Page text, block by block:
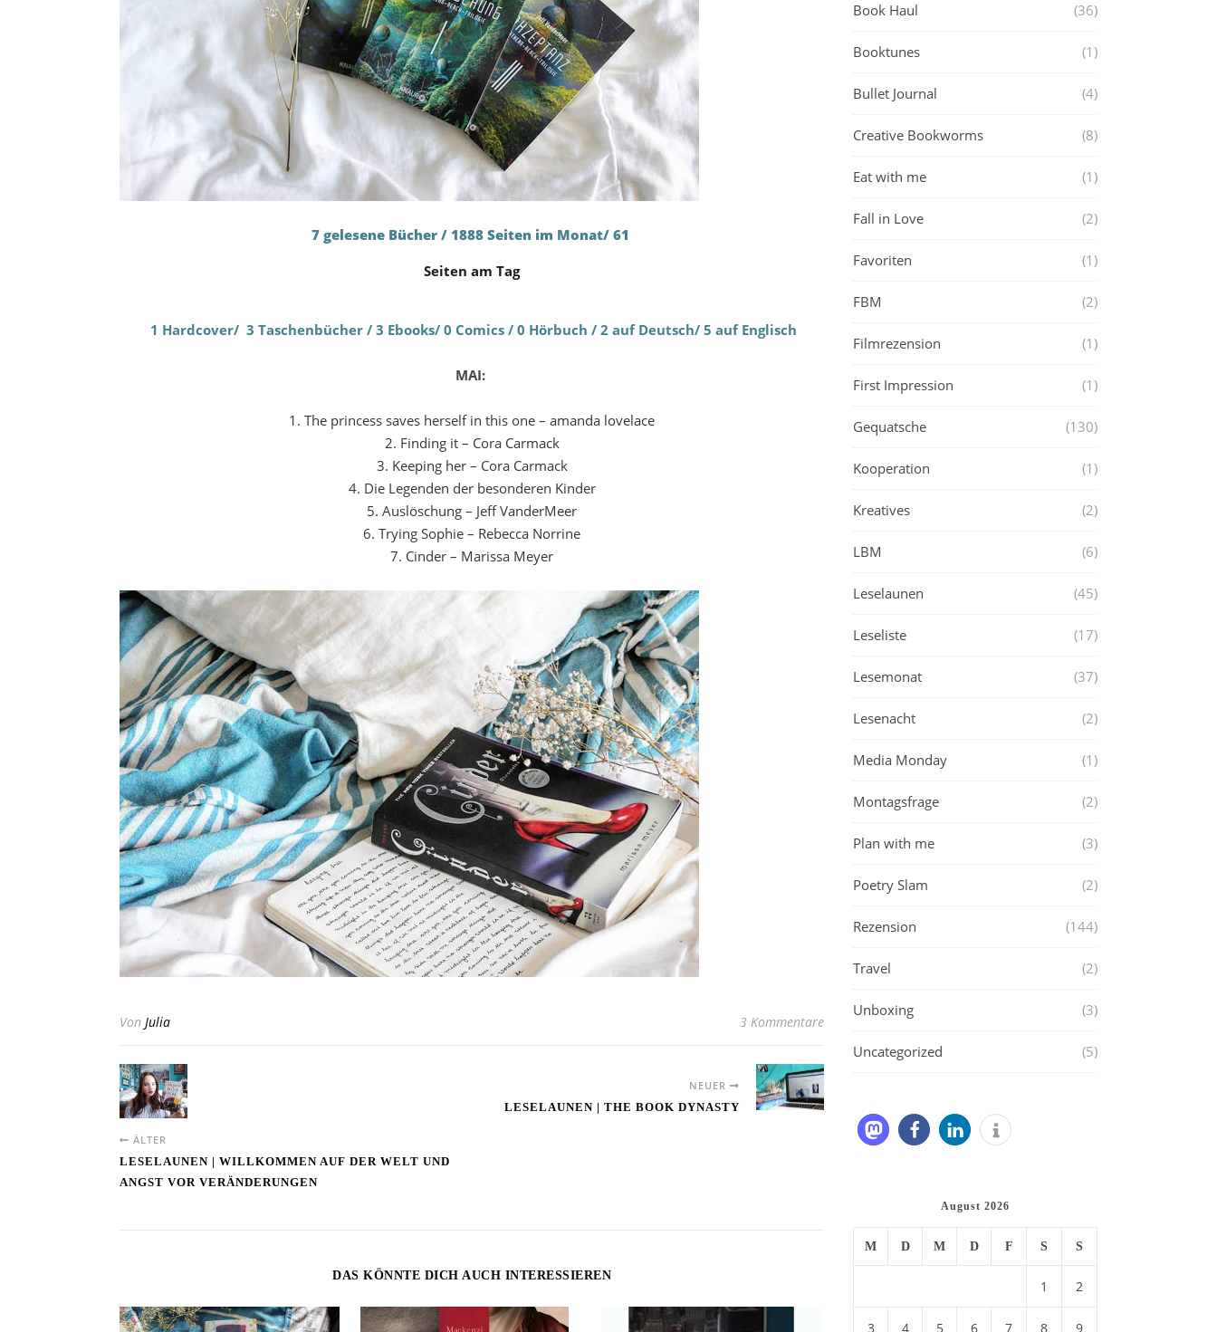
7 gelesene Bücher / 1888 Seiten im Monat/ 61
Seiten am Tag
1 Hardcover/ 3 Taschenbücher / 3 Ebooks/ 0 Comics / 0 Hörbuch / 2 auf Deutsch/ 5 auf Englisch
MAI:
1. The princess saves herself in this one – amanda lovelace
2. Finding it – Cora Carmack
3. Keeping her – Cora Carmack
4. Die Legenden der besonderen Kinder
5. Auslöschung – Jeff VanderMeer
6. Trying Sophie – Rebecca Norrine
7. Cinder – Marissa Meyer
Von Julia 3 Kommentare
ÄLTER
LESELAUNEN | WILLKOMMEN AUF DER WELT UND
ANGST VOR VERÄNDERUNGEN
NEUER
LESELAUNEN | THE BOOK DYNASTY
DAS KÖNNTE DICH AUCH INTERESSIEREN
Book Haul (36)
Booktunes (1)
Bullet Journal (4)
Creative Bookworms (8)
Eat with me (1)
Fall in Love (2)
Favoriten (1)
FBM (2)
Filmrezension (1)
First Impression (1)
Gequatsche (130)
Kooperation (1)
Kreatives (2)
LBM (6)
Leselaunen (45)
Leseliste (17)
Lesemonat (37)
Lesenacht (2)
Media Monday (1)
Montagsfrage (2)
Plan with me (3)
Poetry Slam (2)
Rezension (144)
Travel (2)
Unboxing (3)
Uncategorized (5)
August 2026
M D M D F S S
1 2
3 4 5 6 7 8 9